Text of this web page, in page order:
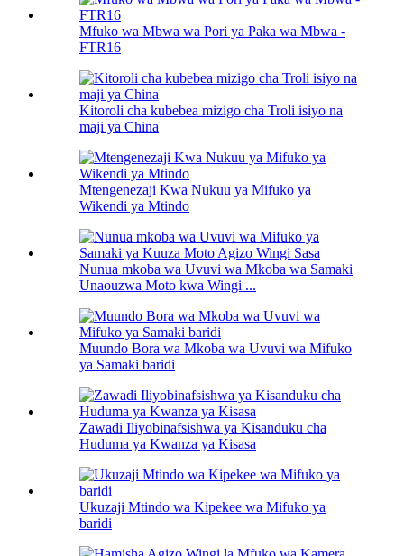
Mfuko wa Mbwa wa Pori ya Paka wa Mbwa -
FTR16
Kitoroli cha kubebea mizigo cha Troli isiyo na
maji ya China
Mtengenezaji Kwa Nukuu ya Mifuko ya
Wikendi ya Mtindo
Nunua mkoba wa Uvuvi wa Mkoba wa Samaki
Unaouzwa Moto kwa Wingi ...
Muundo Bora wa Mkoba wa Uvuvi wa Mifuko
ya Samaki baridi
Zawadi Iliyobinafsishwa ya Kisanduku cha
Huduma ya Kwanza ya Kisasa
Ukuzaji Mtindo wa Kipekee wa Mifuko ya
baridi